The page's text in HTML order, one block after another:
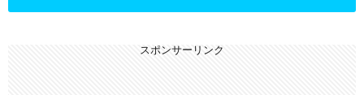
スポンサーリンク